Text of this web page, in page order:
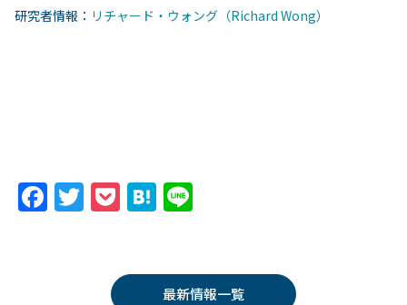
研究者情報： リチャード・ウォング（Richard Wong）
F
a
T
w
er
P
o
k
H
at
n
最新情報一覧